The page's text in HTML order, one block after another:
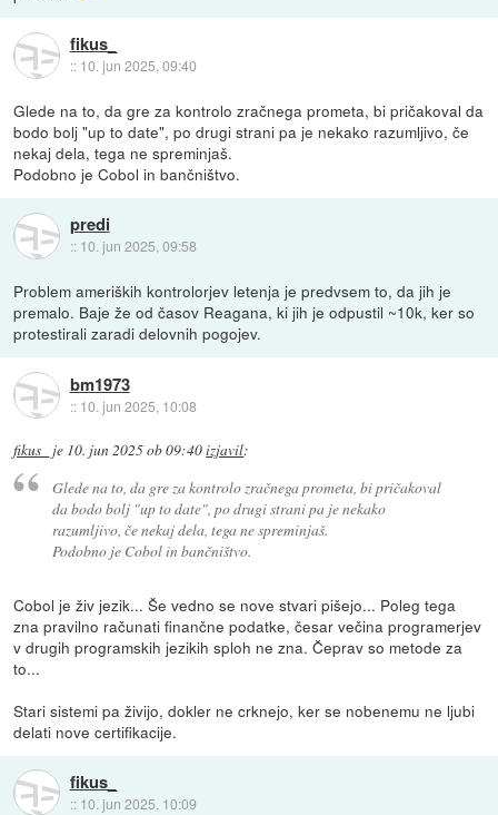
fikus_
:: 10. jun 2025, 09:40
Glede na to, da gre za kontrolo zračnega prometa, bi pričakoval da
bodo bolj "up to date", po drugi strani pa je nekako razumljivo, če
nekaj dela, tega ne spreminjaš.
Podobno je Cobol in bančništvo.
predi
:: 10. jun 2025, 09:58
Problem ameriških kontrolorjev letenja je predvsem to, da jih je
premalo. Baje že od časov Reagana, ki jih je odpustil ~10k, ker so
protestirali zaradi delovnih pogojev.
bm1973
:: 10. jun 2025, 10:08
fikus_ je 10. jun 2025 ob 09:40izjavil:
Glede na to, da gre za kontrolo zračnega prometa, bi pričakoval
da bodo bolj "up to date", po drugi strani pa je nekako
razumljivo, če nekaj dela, tega ne spreminjaš.
Podobno je Cobol in bančništvo.
Cobol je živ jezik... Še vedno se nove stvari pišejo... Poleg tega
zna pravilno računati finančne podatke, česar večina programerjev
v drugih programskih jezikih sploh ne zna. Čeprav so metode za
to...
Stari sistemi pa živijo, dokler ne crknejo, ker se nobenemu ne ljubi
delati nove certifikacije.
fikus_
:: 10. jun 2025, 10:09